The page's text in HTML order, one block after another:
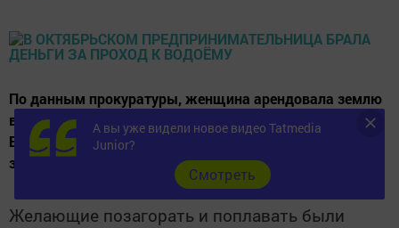
По данным прокуратуры, женщина арендовала землю
вдоль берега обводнённого карьера в соседнем с
Бавлами городе Октябрьском. Она огородила пляж
забором, установила турникет и кассу.
Желающие позагорать и поплавать были
А вы уже видели новое видео Tatmedia
Junior?
Cмотреть